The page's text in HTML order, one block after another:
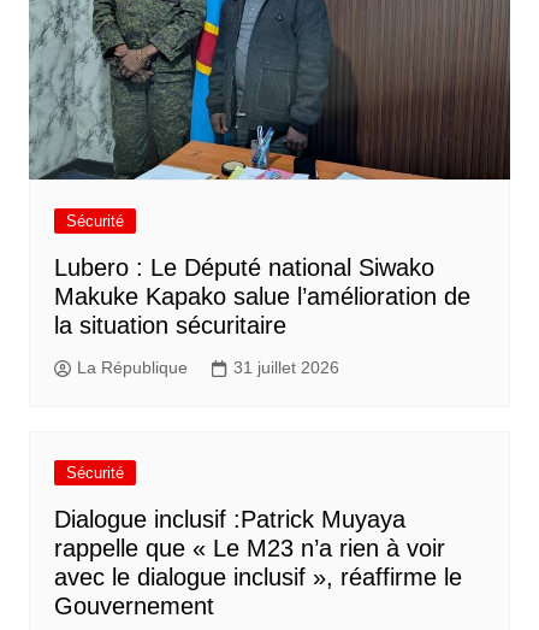
Sécurité
Lubero : Le Député national Siwako
Makuke Kapako salue l’amélioration de
la situation sécuritaire
La République 31 juillet 2026
Sécurité
Dialogue inclusif :Patrick Muyaya
rappelle que « Le M23 n’a rien à voir
avec le dialogue inclusif », réaffirme le
Gouvernement